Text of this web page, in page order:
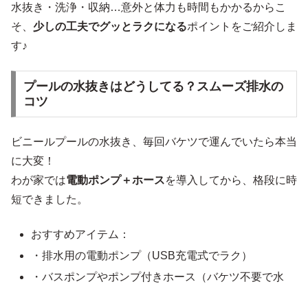
水抜き・洗浄・収納…意外と体力も時間もかかるからこ
そ、 少しの工夫でグッとラクになるポイントをご紹介しま
す♪
プールの水抜きはどうしてる？スムーズ排水の
コツ
ビニールプールの水抜き、毎回バケツで運んでいたら本当
に大変！
わが家では電動ポンプ＋ホースを導入してから、格段に時
短できました。
おすすめアイテム：
・排水用の電動ポンプ（USB充電式でラク）
・バスポンプやポンプ付きホース（バケツ不要で水